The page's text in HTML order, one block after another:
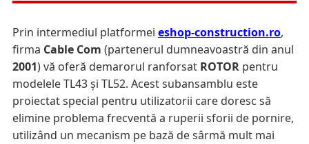
Prin intermediul platformei eshop-construction.ro,
firma Cable Com (partenerul dumneavoastră din anul
2001) vă oferă demarorul ranforsat ROTOR pentru
modelele TL43 și TL52. Acest subansamblu este
proiectat special pentru utilizatorii care doresc să
elimine problema frecventă a ruperii sforii de pornire,
utilizând un mecanism pe bază de sârmă mult mai